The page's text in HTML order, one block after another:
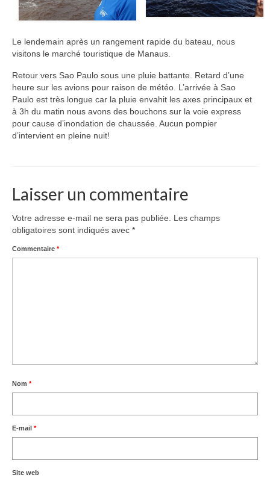
Le lendemain après un rangement rapide du bateau, nous
visitons le marché touristique de Manaus.
Retour vers Sao Paulo sous une pluie battante. Retard d’une
heure sur les avions pour raison de météo. L’arrivée à Sao
Paulo est très longue car la pluie envahit les axes principaux et
à 3h du matin nous avons des bouchons sur la voie express
pour cause d’inondation de chaussée. Aucun pompier
d’intervient en pleine nuit!
Laisser un commentaire
Votre adresse e-mail ne sera pas publiée. Les champs
obligatoires sont indiqués avec *
Commentaire *
Nom *
E-mail *
Site web